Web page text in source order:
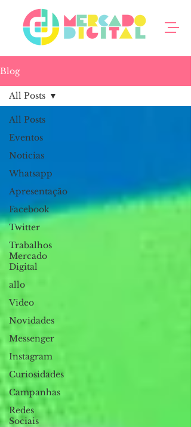
Blog
All Posts
Eventos
Noticias
Whatsapp
Apresentação
Facebook
Twitter
Trabalhos
Mercado
Digital
allo
Video
Novidades
Messenger
Instagram
Curiosidades
Campanhas
Redes
Sociais
All Posts